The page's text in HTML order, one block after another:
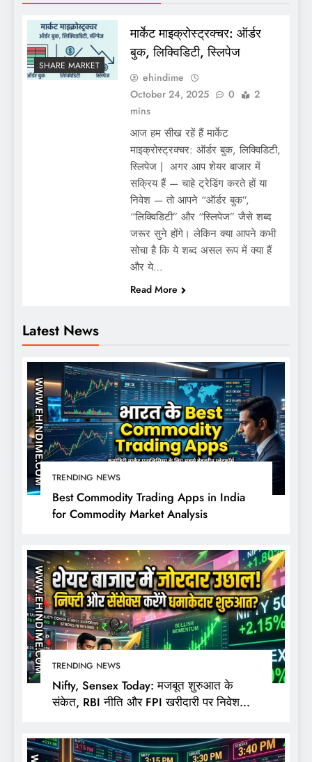
Latest News
TRENDING NEWS
Best Commodity Trading Apps in India
for Commodity Market Analysis
TRENDING NEWS
Nifty, Sensex Today: मजबूत शुरुआत के
संकेत, RBI नीति और FPI खरीदारी पर निवेशकों
SHARE MARKET
मार्केट माइक्रोस्ट्रक्चर: ऑर्डर
बुक, लिक्विडिटी, स्लिपेज
ehindime
October 24, 2025
0
2
mins
आज हम सीख रहें हैं मार्केट
माइक्रोस्ट्रक्चर: ऑर्डर बुक, लिक्विडिटी,
स्लिपेज | अगर आप शेयर बाजार में
सक्रिय हैं — चाहे ट्रेडिंग करते हों या
निवेश — तो आपने “ऑर्डर बुक”,
“लिक्विडिटी” और “स्लिपेज” जैसे शब्द
जरूर सुने होंगे। लेकिन क्या आपने कभी
सोचा है कि ये शब्द असल रूप में क्या हैं
और ये…
Read More